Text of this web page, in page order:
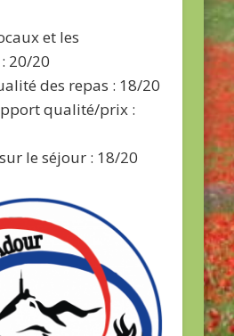
et les
20/20
des repas : 18/20
qualité/prix :
le séjour : 18/20